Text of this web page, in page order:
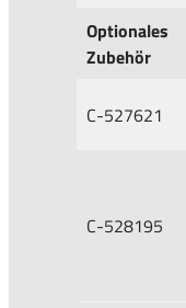
Optionales
Zubehör
C-527621
C-528195